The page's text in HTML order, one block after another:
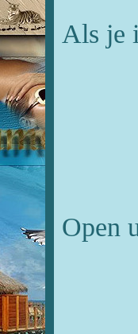
Als je
Open